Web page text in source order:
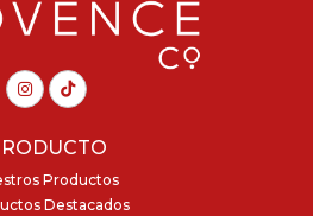
Productos
Destacados